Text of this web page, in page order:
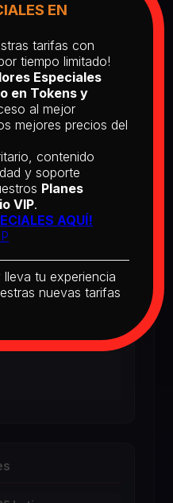
Dead: Part II
Who Fell to
(1976)
BD25 Latino
EN
tarifas con
tiempo limitado!
Especiales
en Tokens y
al mejor
mejores precios del
contenido
y soporte
Planes
VIP.
AQUÍ!
lleva tu experiencia
nuevas tarifas